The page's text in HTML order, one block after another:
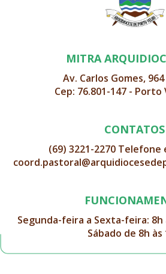
MITRA
Av. Carlos Gomes,
Cep: 76.801-147 - Porto
CONTATOS
(69) 3221-2270 Telefone
Segunda-feira a Sexta-feira: 8h
Sábado de 8h às